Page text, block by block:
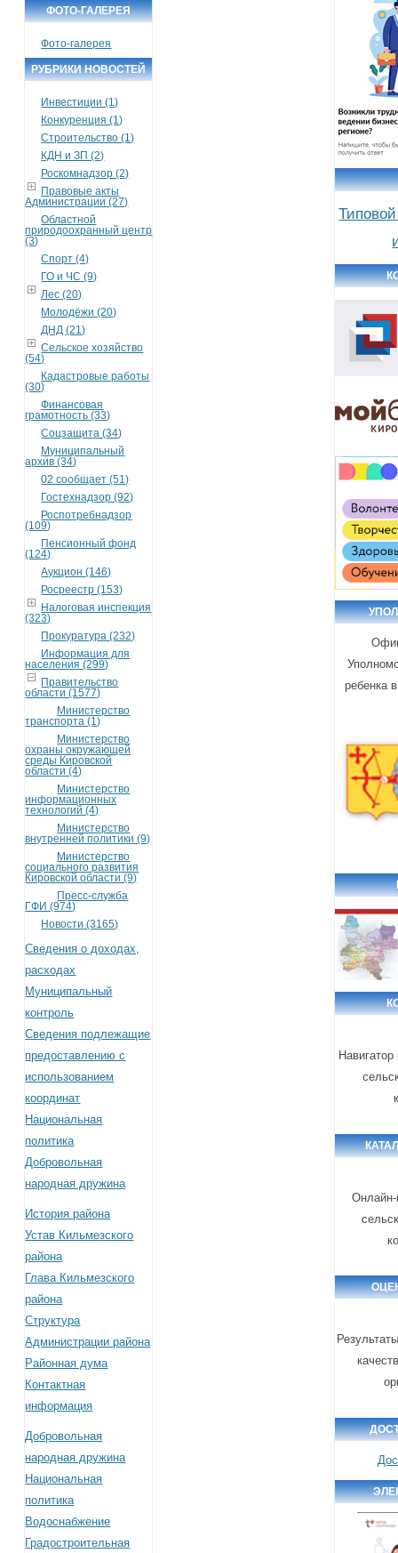
ФОТО-ГАЛЕРЕЯ
Фото-галерея
РУБРИКИ НОВОСТЕЙ
Инвестиции (1)
Конкуренция (1)
Строительство (1)
КДН и ЗП (2)
Роскомнадзор (2)
Правовые акты
Администрации (27)
Областной
природоохранный центр
(3)
Спорт (4)
ГО и ЧС (9)
Лес (20)
Молодёжи (20)
ДНД (21)
Сельское хозяйство
(54)
Кадастровые работы
(30)
Финансовая
грамотность (33)
Соцзащита (34)
Муниципальный
архив (34)
02 сообщает (51)
Гостехнадзор (92)
Роспотребнадзор
(109)
Пенсионный фонд
(124)
Аукцион (146)
Росреестр (153)
Налоговая инспекция
(323)
Прокуратура (232)
Информация для
населения (299)
Правительство
области (1577)
Министерство
транспорта (1)
Министерство
охраны окружающей
среды Кировской
области (4)
Министерство
информационных
технологий (4)
Министерство
внутренней политики (9)
Министерство
социального развития
Кировской области (9)
Пресс-служба
ГФИ (974)
Новости (3165)
Сведения о доходах,
расходах
Муниципальный
контроль
Сведения подлежащие
предоставлению с
использованием
координат
Национальная
политика
Добровольная
народная дружина
История района
Устав Кильмезского
района
Глава Кильмезского
района
Структура
Администрации района
Районная дума
Контактная
информация
Добровольная
народная дружина
Национальная
политика
Водоснабжение
Градостроительная
ребенка
Онлайн-